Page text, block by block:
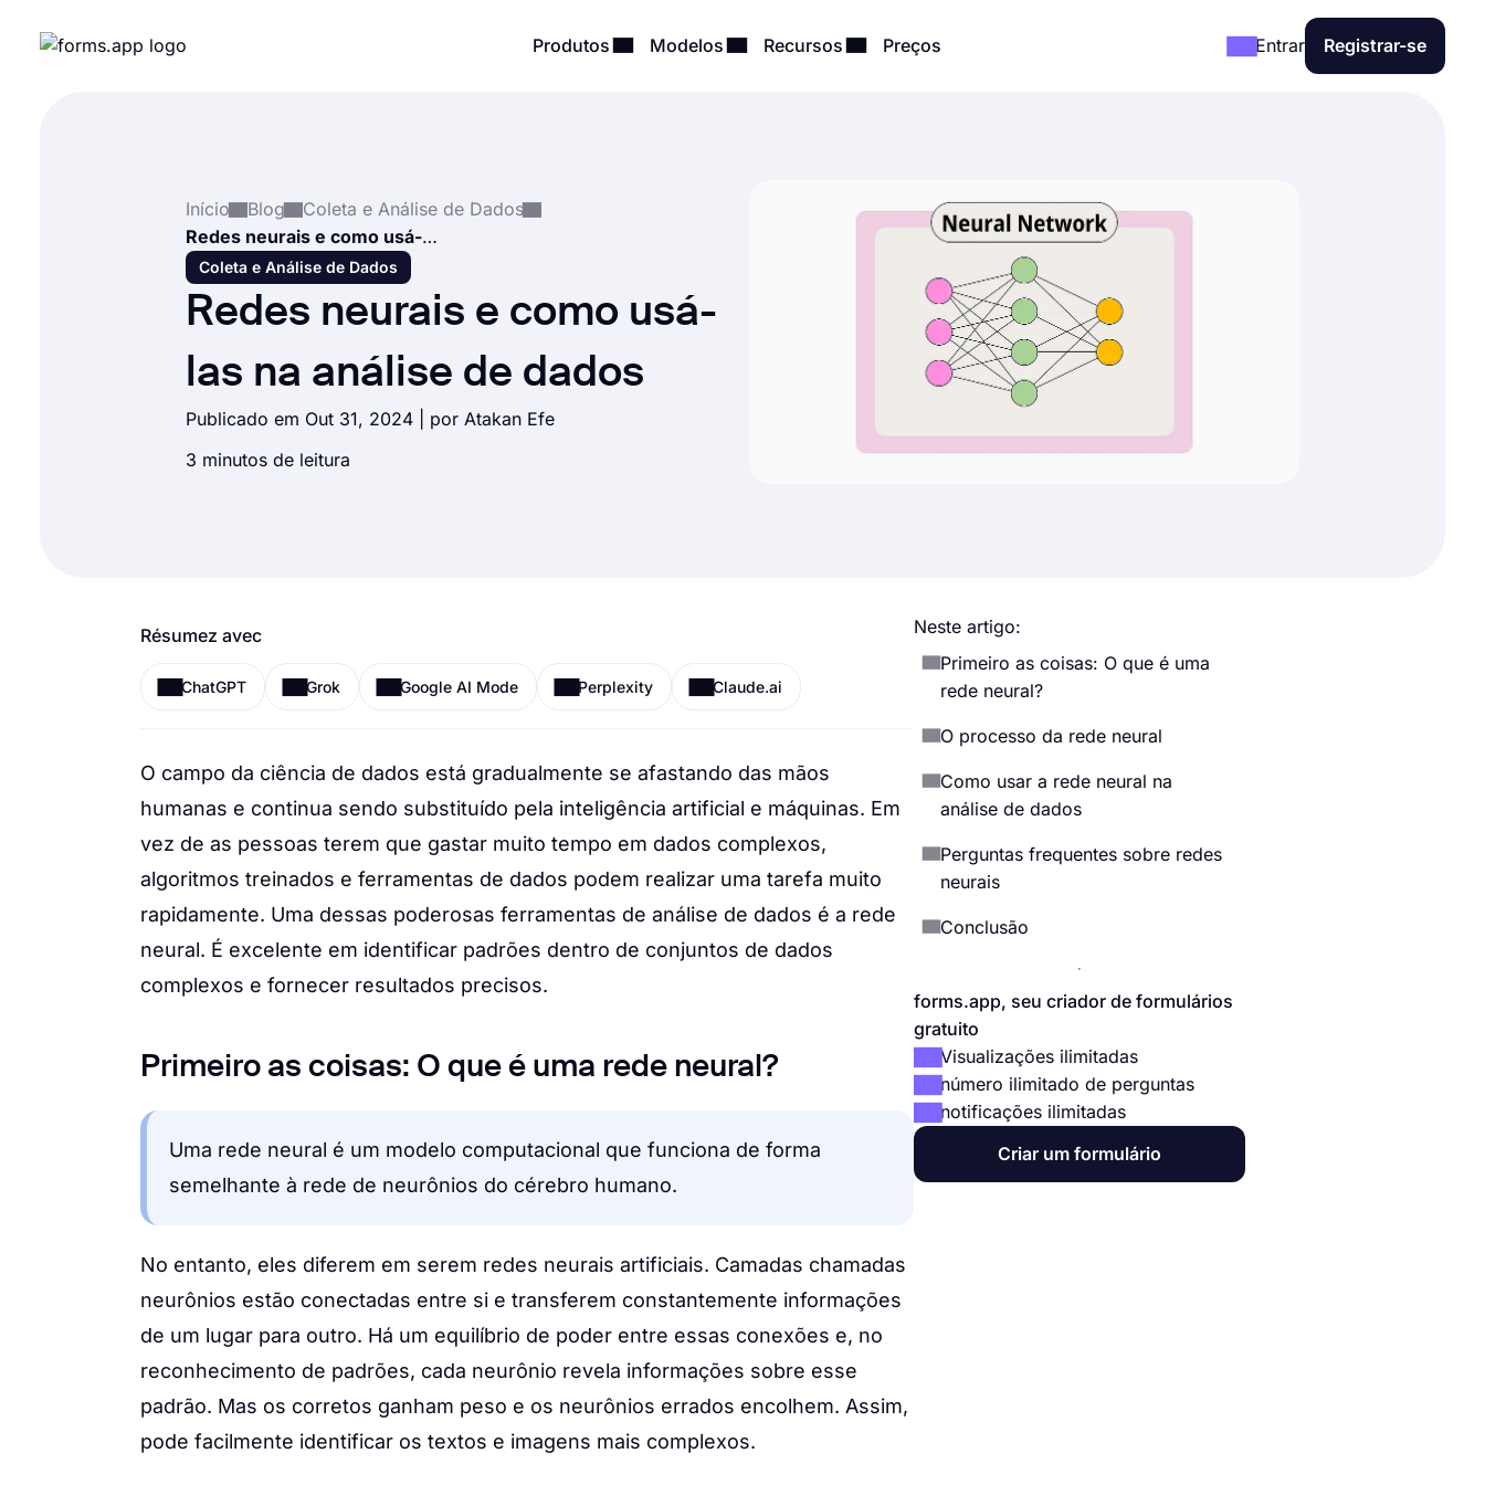
Produtos Modelos Recursos Preços Entrar Registrar-se
Início Blog
Coleta e Análise de Dados
Redes neurais e como usá-las na análise de dados
Coleta e Análise de Dados
Redes neurais e como usá-
las na análise de dados
Publicado em Out 31, 2024 | por Atakan Efe
3 minutos de leitura
Résumez avec
ChatGPT Grok Google AI Mode Perplexity Claude.ai
O campo da ciência de dados está gradualmente se afastando das mãos
humanas e continua sendo substituído pela inteligência artificial e máquinas. Em
vez de as pessoas terem que gastar muito tempo em dados complexos,
algoritmos treinados e ferramentas de dados podem realizar uma tarefa muito
rapidamente. Uma dessas poderosas ferramentas de análise de dados é a rede
neural. É excelente em identificar padrões dentro de conjuntos de dados
complexos e fornecer resultados precisos.
Primeiro as coisas: O que é uma rede neural?
Uma rede neural é um modelo computacional que funciona de forma
semelhante à rede de neurônios do cérebro humano.
No entanto, eles diferem em serem redes neurais artificiais. Camadas chamadas
neurônios estão conectadas entre si e transferem constantemente informações
de um lugar para outro. Há um equilíbrio de poder entre essas conexões e, no
reconhecimento de padrões, cada neurônio revela informações sobre esse
padrão. Mas os corretos ganham peso e os neurônios errados encolhem. Assim,
pode facilmente identificar os textos e imagens mais complexos.
Neste artigo:
Primeiro as coisas: O que é uma
rede neural?
O processo da rede neural
Como usar a rede neural na
análise de dados
Perguntas frequentes sobre redes
neurais
Conclusão
forms.app, seu criador de formulários
gratuito
Visualizações ilimitadas
número ilimitado de perguntas
notificações ilimitadas
Criar um formulário